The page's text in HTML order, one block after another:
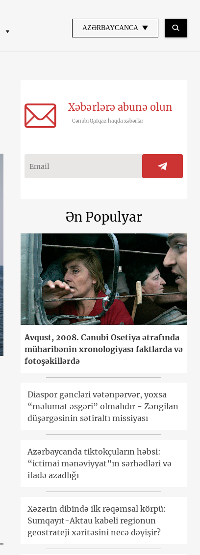
AZƏRBAYCANCA
Xəbərlərə abunə olun
Cənubi Qafqaz haqda xəbərlər
Ən Populyar
Avqust, 2008. Cənubi Osetiya ətrafında
müharibənin xronologiyası faktlarda və
fotoşəkillərdə
Diaspor gəncləri vətənpərvər, yoxsa
“məlumat əsgəri” olmalıdır - Zəngilan
düşərgəsinin sətiraltı missiyası
Azərbaycanda tiktokçuların həbsi:
“ictimai mənəviyyat”ın sərhədləri və
ifadə azadlığı
Xəzərin dibində ilk rəqəmsal körpü:
Sumqayıt-Aktau kabeli regionun
geostrateji xəritəsini necə dəyişir?